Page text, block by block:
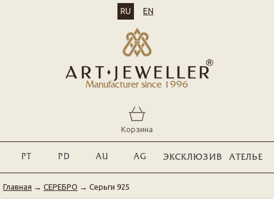
Manufacturer since 1996
RU EN
Корзина
PT PD AU AG ЭКСКЛЮЗИВ АТЕЛЬЕ
Главная → СЕРЕБРО → Серьги 925